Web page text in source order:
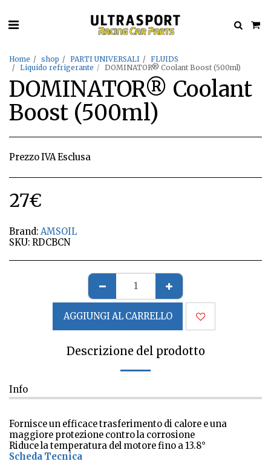
Home shop PARTI UNIVERSALI
FLUIDS
Liquido refrigerante
DOMINATOR® Coolant Boost (500ml)
DOMINATOR® Coolant
Boost (500ml)
Prezzo IVA Esclusa
27€
Brand: AMSOIL
SKU: RDCBCN
AGGIUNGI AL CARRELLO
Descrizione del prodotto
Info
Fornisce un efficace trasferimento di calore e una
maggiore protezione contro la corrosione
Riduce la temperatura del motore fino a 13.8°
Scheda Tecnica